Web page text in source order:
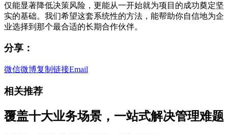
仅能显著降低决策风险，更能从一开始就为项目的成功奠定坚
实的基础。我们希望这套系统性的方法，能帮助你自信地为企
业选择到那个最合适的长期合作伙伴。
分享：
微信微博复制链接Email
相关推荐
覆盖十大业务场景，一站式解决管理难题